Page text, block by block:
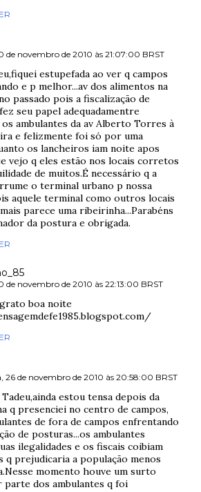
de novembro de 2010 às 21:07:00 BRST
estupefada ao ver q campos
e p melhor...av dos alimentos na
passado pois a fiscalização de
seu papel adequadamentre
ambulantes da av Alberto Torres à
e felizmente foi só por uma
os lancheiros iam noite apos
vejo q eles estão nos locais corretos
de muitos.É necessário q a
o terminal urbano p nossa
aquele terminal como outros locais
parece uma ribeirinha...Parabéns
da postura e obrigada.
de novembro de 2010 às 22:13:00 BRST
boa noite
26 de novembro de 2010 às 20:58:00 BRST
estou tensa depois da
q presenciei no centro de campos,
de fora de campos enfrentando
de posturas...os ambulantes
ilegalidades e os fiscais coibiam
q prejudicaria a população menos
momento houve um surto
dos ambulantes q foi